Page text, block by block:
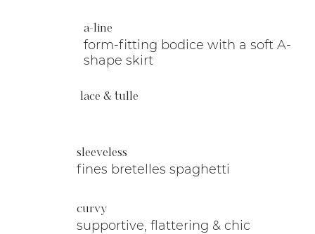
a-line
form-fitting bodice with a soft A-
shape skirt
lace & tulle
sleeveless
fines bretelles spaghetti
curvy
supportive, flattering & chic